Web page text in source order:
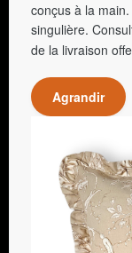
conçus à la
singulière.
de la livraison
Agrandir